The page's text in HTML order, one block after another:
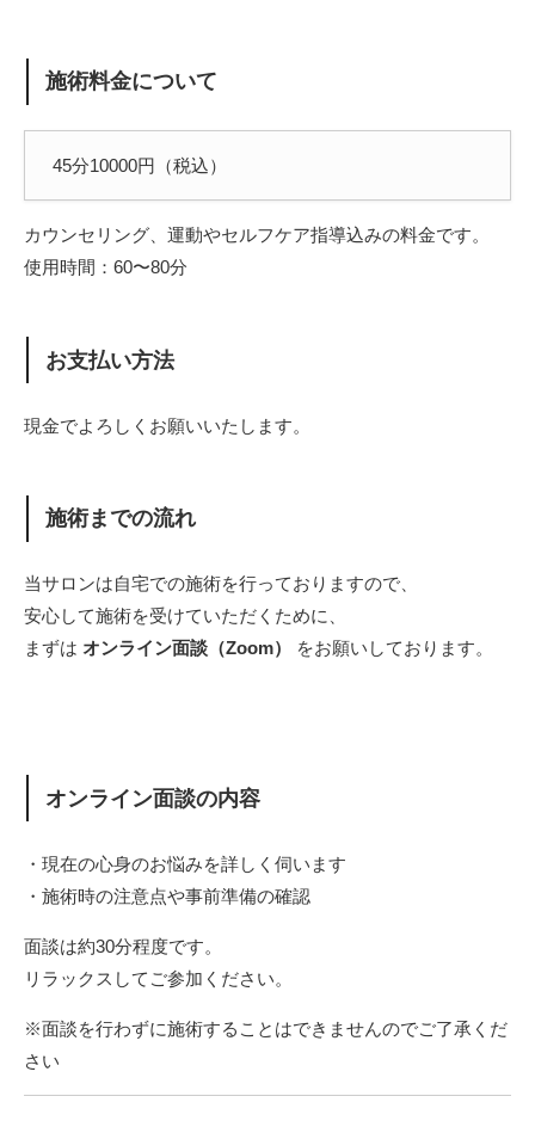
施術料金について
45分10000円（税込）
カウンセリング、運動やセルフケア指導込みの料金です。
使用時間：60〜80分
お支払い方法
現金でよろしくお願いいたします。
施術までの流れ
当サロンは自宅での施術を行っておりますので、
安心して施術を受けていただくために、
まずは オンライン面談（Zoom） をお願いしております。
オンライン面談の内容
・現在の心身のお悩みを詳しく伺います
・施術時の注意点や事前準備の確認
面談は約30分程度です。
リラックスしてご参加ください。
※面談を行わずに施術することはできませんのでご了承くだ
さい